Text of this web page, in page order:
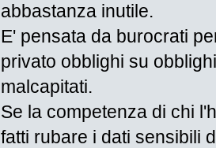
abbastanza inutile.
E' pensata da burocrati
privato obblighi su
malcapitati.
Se la competenza di chi
fatti rubare i dati sensibili